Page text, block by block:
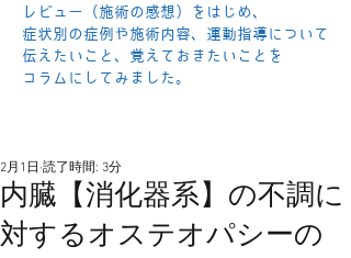
レビュー（施術の感想）をはじめ、
症状別の症例や施術内容、運動指導について
伝えたいこと、覚えておきたいことを
コラムにしてみました。
内臓【消化器系】の不調に
対するオステオパシーの
2月1日 読了時間: 3分